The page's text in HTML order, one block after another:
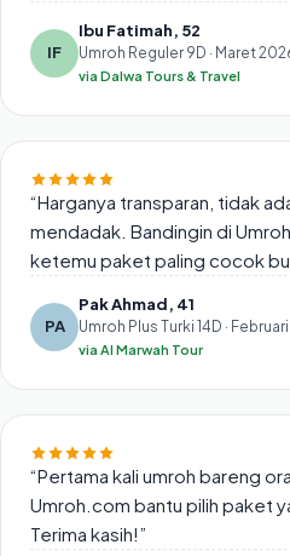
IF
Ibu Fatimah, 52
Umroh Reguler 9D · Maret
via Dalwa Tours & Travel
“Harganya transparan, tidak
mendadak. Bandingin di
ketemu paket paling cocok
PA
Pak Ahmad, 41
Umroh Plus Turki 14D ·
via Al Marwah Tour
“Pertama kali umroh bareng
Umroh.com bantu pilih paket
Terima kasih!”